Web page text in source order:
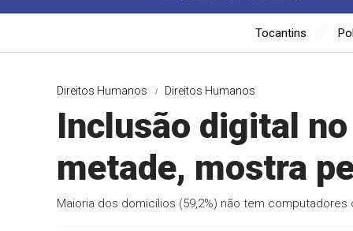
Tocantins
Direitos Humanos Direitos Humanos
Inclusão digital
metade, mostra
Maioria dos domicílios (59,2%) não tem computadores